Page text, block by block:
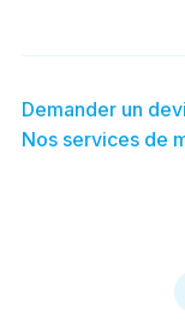
Demander un
Nos services de